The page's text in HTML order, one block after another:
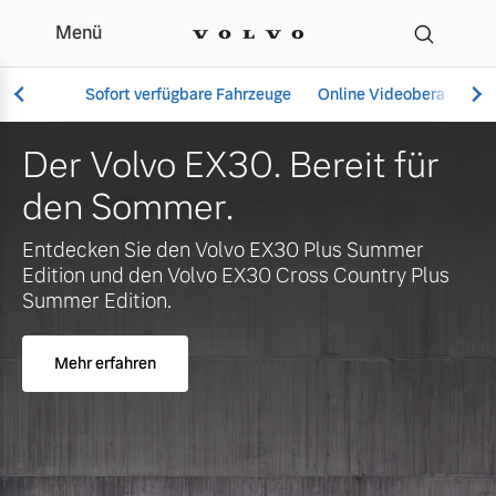
Ihr Volvo Händler in
Menü
Sofort verfügbare Fahrzeuge Online Videoberatung
Vollelektrisch
6 Modelle
Plug-in Hybrid
Geschäftskunden
Unser Team
Volvo EX30. Bereit für
Sommer.
Sie den Volvo EX30 Plus Summer
und den Volvo EX30 Cross Country Plus
Edition.
erfahren